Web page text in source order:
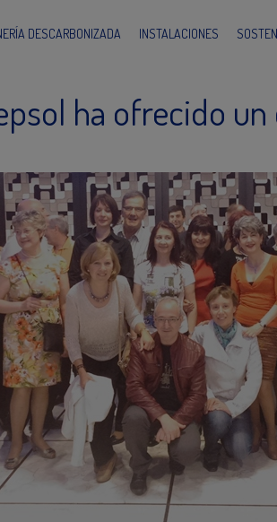
DESCARBONIZADA INSTALACIONES
ha ofrecido